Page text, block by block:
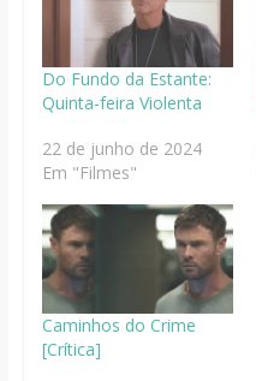
Do Fundo da Estante:
Quinta-feira Violenta
22 de junho de 2024
Em "Filmes"
Caminhos do Crime
[Crítica]